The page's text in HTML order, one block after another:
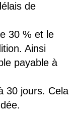
de
30 % et le
Ainsi
payable à
30 jours. Cela